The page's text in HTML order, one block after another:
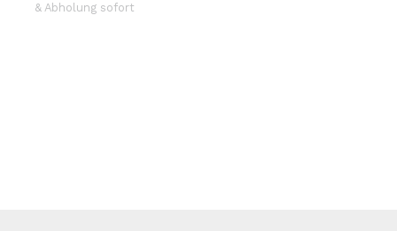
& Abholung sofort